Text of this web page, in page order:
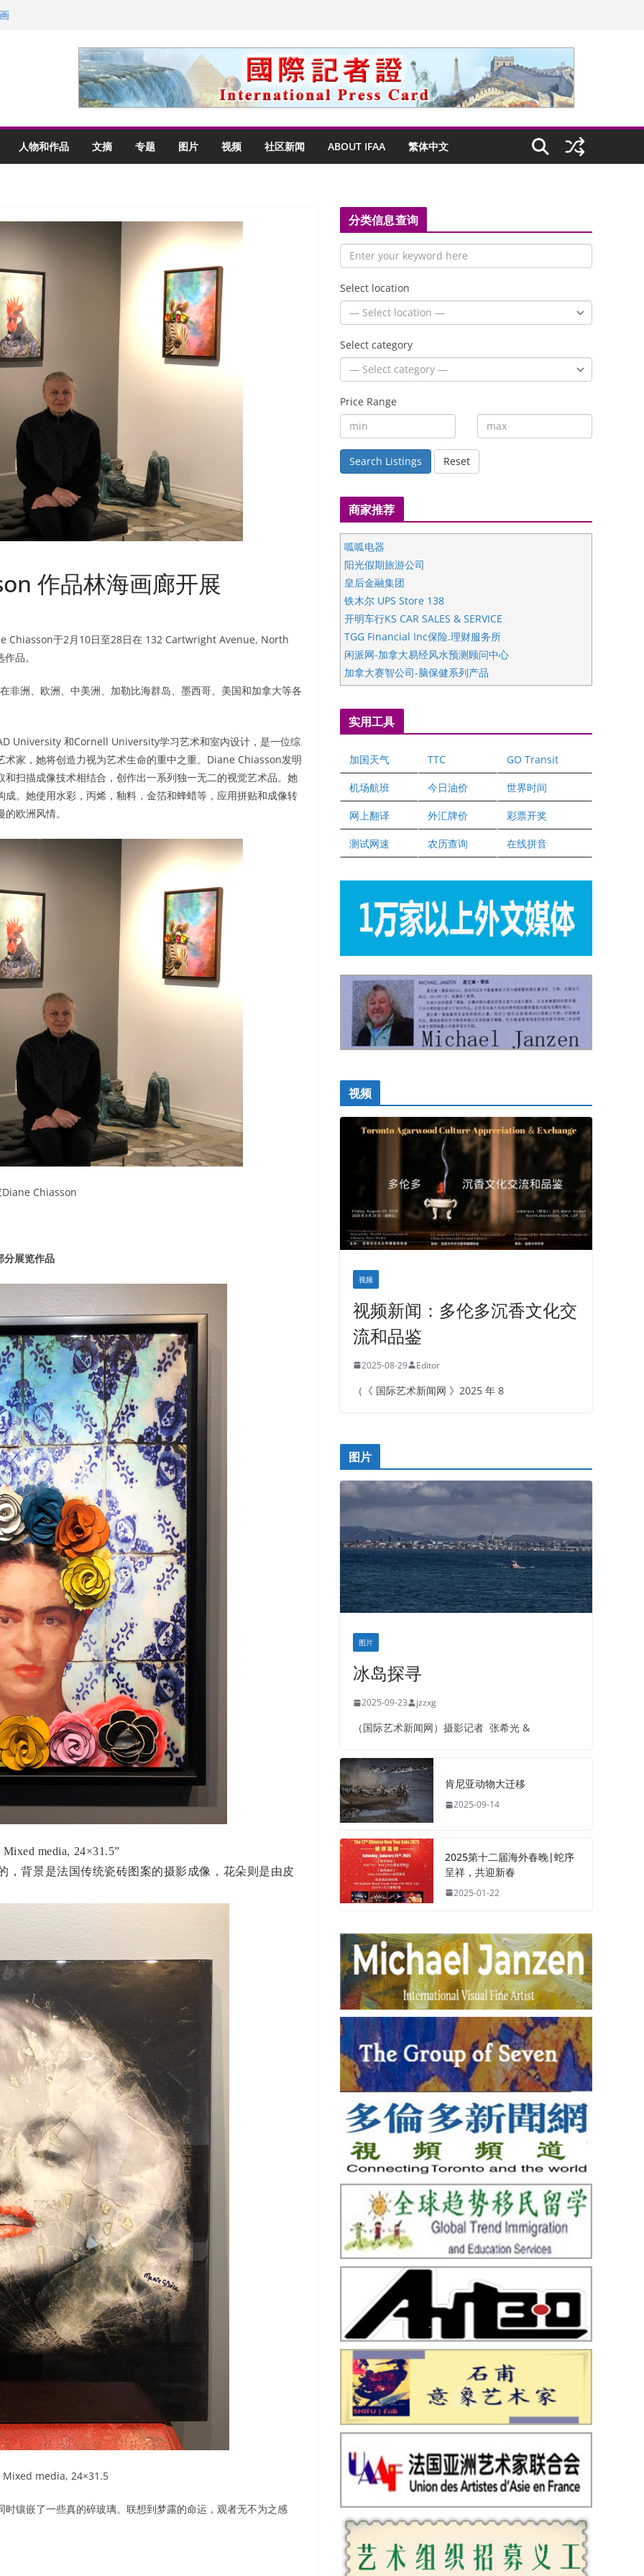
愁
人物和作品 文摘 专题 图片 视频 社区新闻 ABOUT IFAA 繁体中文
作品林海画廊开展
Chiasson于2月10日至28日在 132 Cartwright Avenue, North
品。
洲、欧洲、中美洲、加勒比海群岛、墨西哥、美国和加拿大等各
University 和Cornell University学习艺术和室内设计，是一位综
家，她将创造力视为艺术生命的重中之重。Diane Chiasson发明
扫描成像技术相结合，创作出一系列独一无二的视觉艺术品。她
。她使用水彩，丙烯，釉料，金箔和蜂蜡等，应用拼贴和成像转
欧洲风情。
Diane Chiasson
分展览作品
Mixed media, 24×31.5”
，背景是法国传统瓷砖图案的摄影成像，花朵则是由皮
Mixed media, 24×31.5
镶嵌了一些真的碎玻璃。联想到梦露的命运，观者无不为之感
分类信息查询
Select location
Select category
Price Range
Search Listings Reset
商家推荐
呱呱电器
阳光假期旅游公司
皇后金融集团
铁木尔 UPS Store 138
开明车行KS CAR SALES & SERVICE
TGG Financial Inc保险.理财服务所
闲派网-加拿大易经风水预测顾问中心
加拿大赛智公司-脑保健系列产品
五星国艺拍卖及评估公司
国际注册执业营养师公会
爱德华连锁酒店万锦分店
健健宝公司
二十一世纪美联地产公司
全球趋势移民留学
盛达资本
正点印艺设计
实用工具
加国天气 TTC GO Transit
机场航班 今日油价 世界时间
网上翻译 外汇牌价 彩票开奖
测试网速 农历查询 在线拼音
视频
视频
视频新闻：多伦多沉香文化交
流和品鉴
2025-08-29 Editor
（《 国际艺术新闻网 》2025 年 8
图片
图片
冰岛探寻
2025-09-23 jzzxg
（国际艺术新闻网）摄影记者 张希光 &
肯尼亚动物大迁移
2025-09-14
2025第十二届海外春晚|蛇序
呈祥，共迎新春
2025-01-22